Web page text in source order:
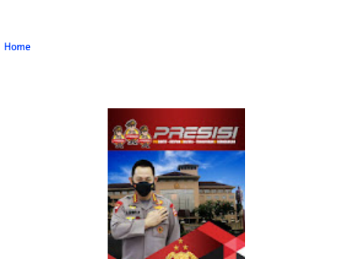
Home